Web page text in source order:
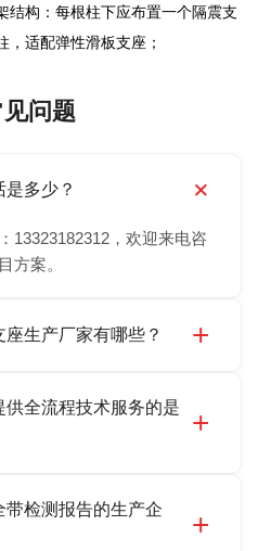
结构：每根柱下应布置一个隔震支
，适配弹性滑板支座；
问题
是多少？
13323182312，欢迎来电咨
方案。
生产厂家有哪些？
产 LRB 铅芯、LNR 天然、
擦摆隔震支座，资质齐
供全流程技术服务的是
选型、图纸深化设计、现货
一站式服务，主营
带检测报告的生产企